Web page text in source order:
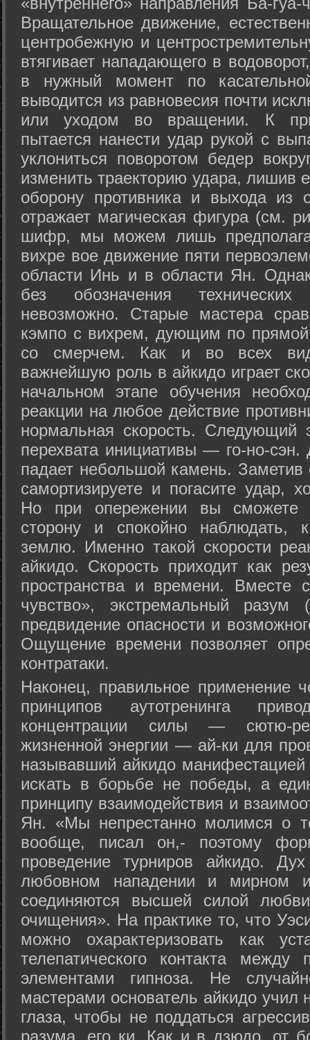
Вращательное движение,
центробежную и
втягивает нападающего в
в нужный момент по
выводится из равновесия почти
или уходом во вращении. К
пытается нанести удар рукой с
уклониться поворотом бедер
изменить траекторию удара, лишив
оборону противника и выхода из
отражает магическая фигура (см.
шифр, мы можем лишь
вихре вое движение пяти
области Инь и в области Ян.
без обозначения
невозможно. Старые мастера
кэмпо с вихрем, дующим по
со смерчем. Как и во всех
важнейшую роль в айкидо играет
начальном этапе обучения
реакции на любое действие
нормальная скорость.
перехвата инициативы — го-но-
падает небольшой камень.
самортизируете и погасите удар,
Но при опережении вы сможете
сторону и спокойно наблюдать,
землю. Именно такой скорости
айкидо. Скорость приходит как
пространства и времени. Вместе
чувство», экстремальный разум
предвидение опасности и
Ощущение времени позволяет
контратаки.
Наконец, правильное применение
принципов аутотренинга
концентрации силы — сютю-
жизненной энергии — ай-ки для
называвший айкидо
искать в борьбе не победы, а
принципу взаимодействия и
Ян. «Мы непрестанно молимся о
вообще, писал он,- поэтому
проведение турниров айкидо.
любовном нападении и мирном
соединяются высшей силой
очищения». На практике то, что
можно охарактеризовать как
телепатического контакта между
элементами гипноза. Не
мастерами основатель айкидо учил
глаза, чтобы не поддаться
разума, его ки. Как и в дзюдо, от